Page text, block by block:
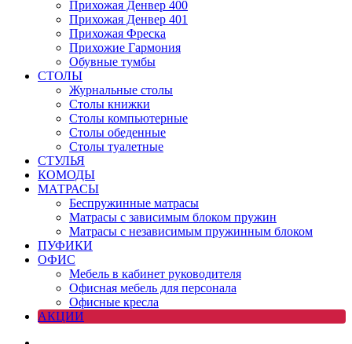
Прихожая Денвер 400
Прихожая Денвер 401
Прихожая Фреска
Прихожие Гармония
Обувные тумбы
СТОЛЫ
Журнальные столы
Столы книжки
Столы компьютерные
Столы обеденные
Столы туалетные
СТУЛЬЯ
КОМОДЫ
МАТРАСЫ
Беспружинные матрасы
Матрасы с зависимым блоком пружин
Матрасы с независимым пружинным блоком
ПУФИКИ
ОФИС
Мебель в кабинет руководителя
Офисная мебель для персонала
Офисные кресла
АКЦИИ